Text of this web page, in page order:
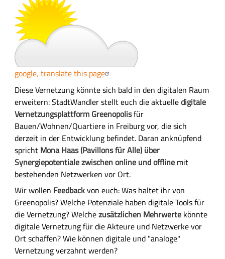
u
n
google, translate this page
A
u
s
f
ü
h
r
l
i
c
h
e
B
e
Diese Vernetzung könnte sich bald in den digitalen Raum
erweitern: StadtWandler stellt euch die aktuelledigitale
Vernetzungsplattform Greenopolisfür
Bauen/Wohnen/Quartiere in Freiburg vor, die sich
derzeit in der Entwicklung befindet. Daran anknüpfend
spricht Mona Haas (Pavillons für Alle) über
Synergiepotentiale zwischen online und offline mit
bestehenden Netzwerken vor Ort.
Wir wollen Feedbackvon euch: Was haltet ihr von
Greenopolis? Welche Potenziale haben digitale Tools für
die Vernetzung? Welchezusätzlichen Mehrwertekönnte
digitale Vernetzung für die Akteure und Netzwerke vor
Ort schaffen? Wie können digitale und "analoge"
Vernetzung verzahnt werden?